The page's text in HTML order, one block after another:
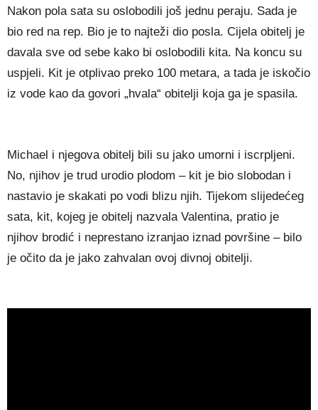
Nakon pola sata su oslobodili još jednu peraju. Sada je
bio red na rep. Bio je to najteži dio posla. Cijela obitelj je
davala sve od sebe kako bi oslobodili kita. Na koncu su
uspjeli. Kit je otplivao preko 100 metara, a tada je iskočio
iz vode kao da govori „hvala“ obitelji koja ga je spasila.
Michael i njegova obitelj bili su jako umorni i iscrpljeni.
No, njihov je trud urodio plodom – kit je bio slobodan i
nastavio je skakati po vodi blizu njih. Tijekom slijedećeg
sata, kit, kojeg je obitelj nazvala Valentina, pratio je
njihov brodić i neprestano izranjao iznad površine – bilo
je očito da je jako zahvalan ovoj divnoj obitelji.